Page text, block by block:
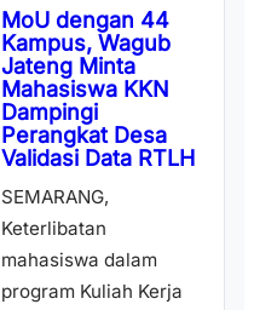
MoU dengan 44
Kampus, Wagub
Jateng Minta
Mahasiswa KKN
Dampingi
Perangkat Desa
Validasi Data RTLH
SEMARANG,
Keterlibatan
mahasiswa dalam
program Kuliah Kerja